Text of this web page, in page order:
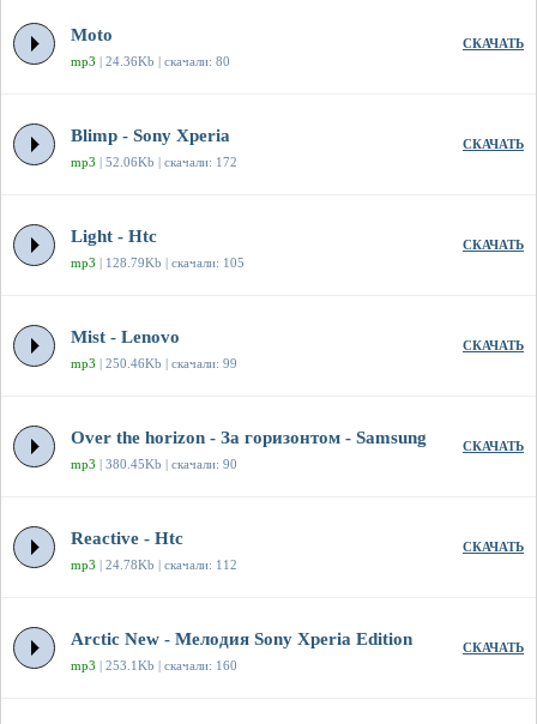
Moto
mp3 | 24.36Kb | скачали: 80
СКАЧАТЬ
Blimp - Sony Xperia
mp3 | 52.06Kb | скачали: 172
СКАЧАТЬ
Light - Htc
mp3 | 128.79Kb | скачали: 105
СКАЧАТЬ
Mist - Lenovo
mp3 | 250.46Kb | скачали: 99
СКАЧАТЬ
Over the horizon - За горизонтом - Samsung
mp3 | 380.45Kb | скачали: 90
СКАЧАТЬ
Reactive - Htc
mp3 | 24.78Kb | скачали: 112
СКАЧАТЬ
Arctic New - Мелодия Sony Xperia Edition
mp3 | 253.1Kb | скачали: 160
СКАЧАТЬ